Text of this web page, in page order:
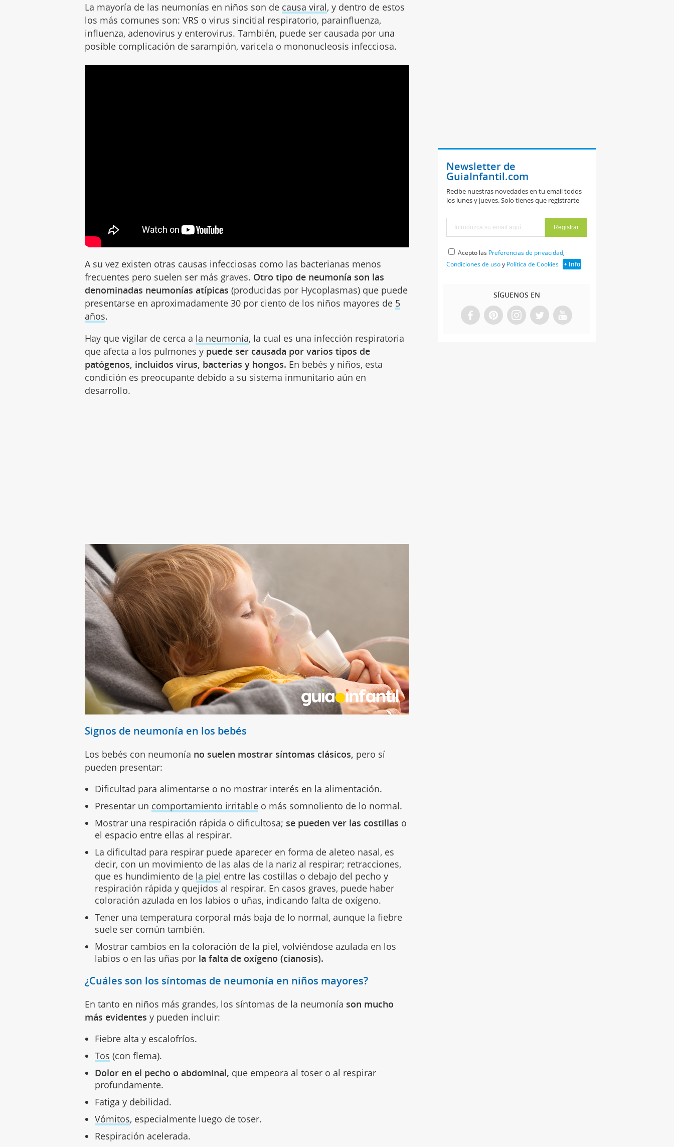
La mayoría de las neumonías en niños son de causa viral, y dentro de estos
los más comunes son: VRS o virus sincitial respiratorio, parainfluenza,
influenza, adenovirus y enterovirus. También, puede ser causada por una
posible complicación de sarampión, varicela o mononucleosis infecciosa.
A su vez existen otras causas infecciosas como las bacterianas menos
frecuentes pero suelen ser más graves. Otro tipo de neumonía son las
denominadas neumonías atípicas (producidas por Hycoplasmas) que puede
presentarse en aproximadamente 30 por ciento de los niños mayores de 5
años.
Hay que vigilar de cerca a la neumonía, la cual es una infección respiratoria
que afecta a los pulmones y puede ser causada por varios tipos de
patógenos, incluidos virus, bacterias y hongos. En bebés y niños, esta
condición es preocupante debido a su sistema inmunitario aún en
desarrollo.
Signos de neumonía en los bebés
Los bebés con neumonía no suelen mostrar síntomas clásicos, pero sí
pueden presentar:
Dificultad para alimentarse o no mostrar interés en la alimentación.
Presentar un comportamiento irritable o más somnoliento de lo normal.
Mostrar una respiración rápida o dificultosa;se pueden ver las costillas o
el espacio entre ellas al respirar.
La dificultad para respirar puede aparecer en forma de aleteo nasal, es
decir, con un movimiento de las alas de la nariz al respirar; retracciones,
que es hundimiento de la piel entre las costillas o debajo del pecho y
respiración rápida y quejidos al respirar. En casos graves, puede haber
coloración azulada en los labios o uñas, indicando falta de oxígeno.
Tener una temperatura corporal más baja de lo normal, aunque la fiebre
suele ser común también.
Mostrar cambios en la coloración de la piel, volviéndose azulada en los
labios o en las uñas por la falta de oxígeno (cianosis).
¿Cuáles son los síntomas de neumonía en niños mayores?
En tanto en niños más grandes, los síntomas de la neumoníason mucho
más evidentes y pueden incluir:
Fiebre alta y escalofríos.
Tos (con flema).
Dolor en el pecho o abdominal, que empeora al toser o al respirar
profundamente.
Fatiga y debilidad.
Vómitos, especialmente luego de toser.
Respiración acelerada.
Newsletter de
GuiaInfantil.com
Recibe nuestras novedades en tu email todos
los lunes y jueves. Solo tienes que registrarte
Acepto las Preferencias de privacidad,
Condiciones de usoy Política de Cookies + Info
SÍGUENOS EN